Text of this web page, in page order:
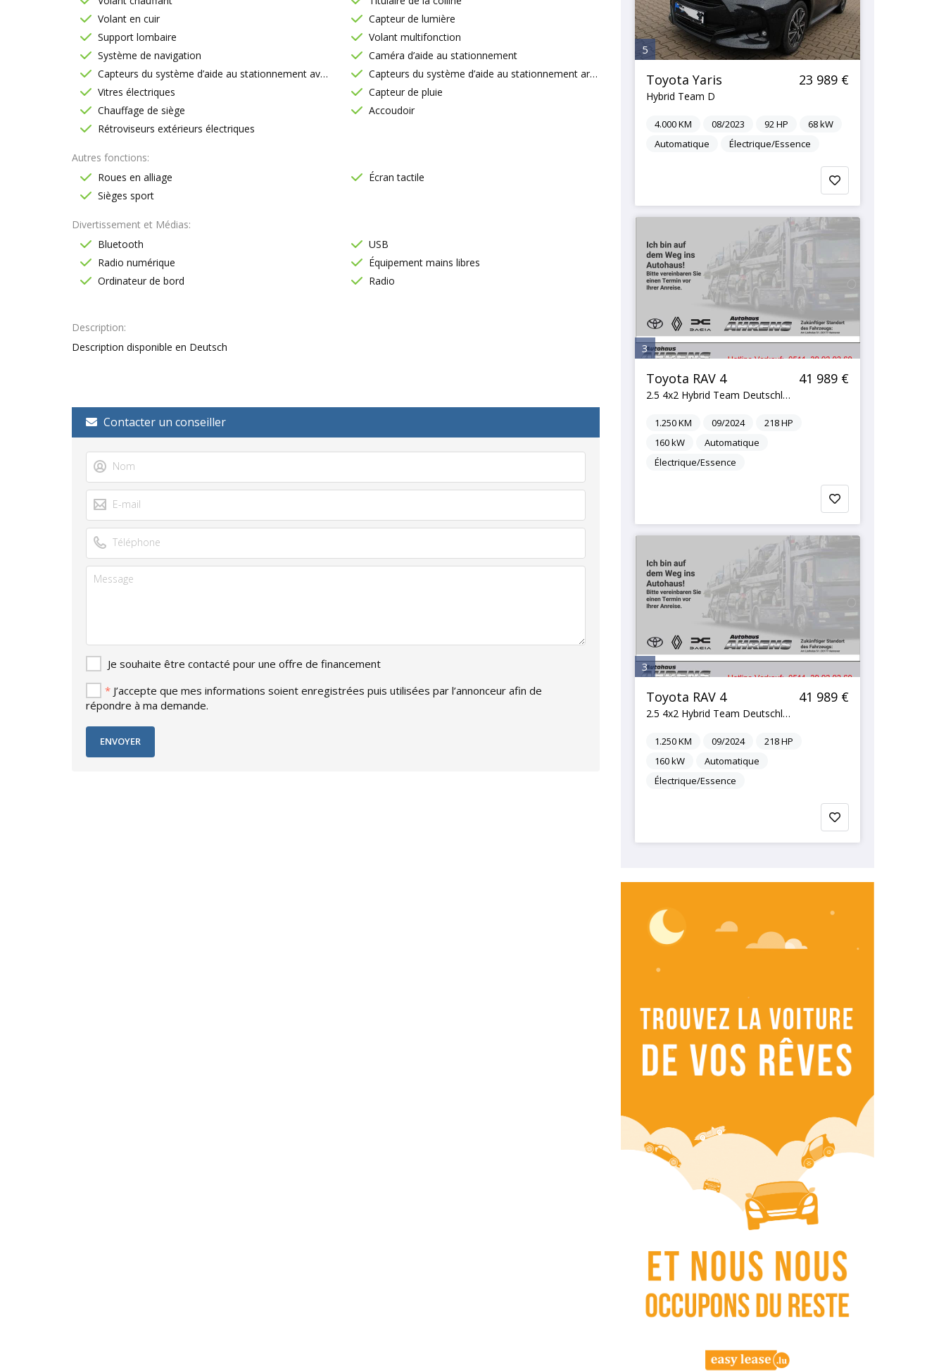
5
Toyota Yaris
Hybrid Team D
23 989 €
4.000KM 08/2023 92HP 68kW
Automatique
Électrique/Essence
3
Toyota RAV 4
2.5 4x2 Hybrid Team Deutschland
41 989 €
1.250KM 09/2024 218HP
160kW
Automatique
Électrique/Essence
3
Toyota RAV 4
2.5 4x2 Hybrid Team Deutschland
41 989 €
1.250KM 09/2024 218HP
160kW
Automatique
Électrique/Essence
Volant en cuir
Capteur de lumière
Support lombaire
Volant multifonction
Système de navigation
Caméra d’aide au stationnement
Capteurs du système d’aide au stationnement avant
Capteurs du système d’aide au stationnement arrière
Vitres électriques
Capteur de pluie
Chauffage de siège
Accoudoir
Rétroviseurs extérieurs électriques
Autres fonctions
Roues en alliage
Écran tactile
Sièges sport
Divertissement et Médias
Bluetooth
USB
Radio numérique
Équipement mains libres
Ordinateur de bord
Radio
Description
Description disponible en Deutsch
Contacter un conseiller
Je souhaite être contacté pour une offre de financement
* J’accepte que mes informations soient enregistrées puis utilisées par l’annonceur afin de
répondre à ma demande.